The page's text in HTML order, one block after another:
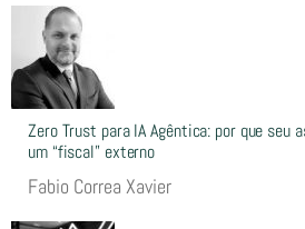
Zero Trust para IA Agêntica: por que seu
um “fiscal” externo
Fabio Correa Xavier